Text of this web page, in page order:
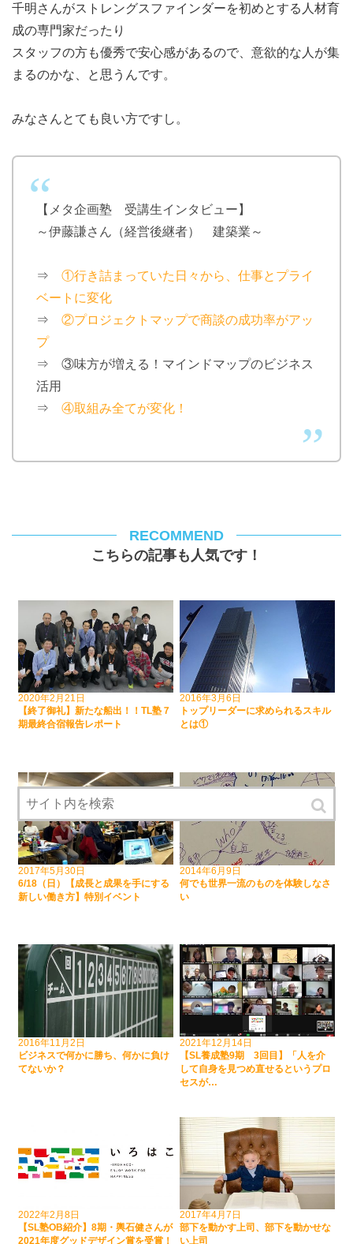
千明さんがストレングスファインダーを初めとする人材育
成の専門家だったり
スタッフの方も優秀で安心感があるので、意欲的な人が集
まるのかな、と思うんです。
みなさんとても良い方ですし。
【メタ企画塾 受講生インタビュー】
～伊藤謙さん（経営後継者） 建築業～
⇒①行き詰まっていた日々から、仕事とプライ
ベートに変化
⇒②プロジェクトマップで商談の成功率がアッ
プ
⇒ ③味方が増える！マインドマップのビジネス
活用
⇒④取組み全てが変化！
RECOMMEND
こちらの記事も人気です！
2020年2月21日
【終了御礼】新たな船出！！TL塾７
期最終合宿報告レポート
2016年3月6日
トップリーダーに求められるスキル
とは①
2017年5月30日
6/18（日）【成長と成果を手にする
新しい働き方】特別イベント
2014年6月9日
何でも世界一流のものを体験しなさ
い
2016年11月2日
ビジネスで何かに勝ち、何かに負け
てないか？
2021年12月14日
【SL養成塾9期 3回目】「人を介
して自身を見つめ直せるというプロ
セスが…
2022年2月8日
【SL塾OB紹介】8期・輿石健さんが
2021年度グッドデザイン賞を受賞！
2017年4月7日
部下を動かす上司、部下を動かせな
い上司